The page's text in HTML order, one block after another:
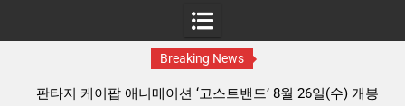
Breaking News
판타지 케이팝 애니메이션 ‘고스트밴드’ 8월 26일(수) 개봉